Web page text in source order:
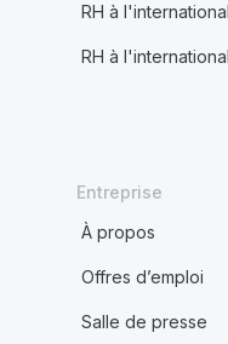
RH à
RH à
Entreprise
À propos
Offres d’emploi
Salle de presse